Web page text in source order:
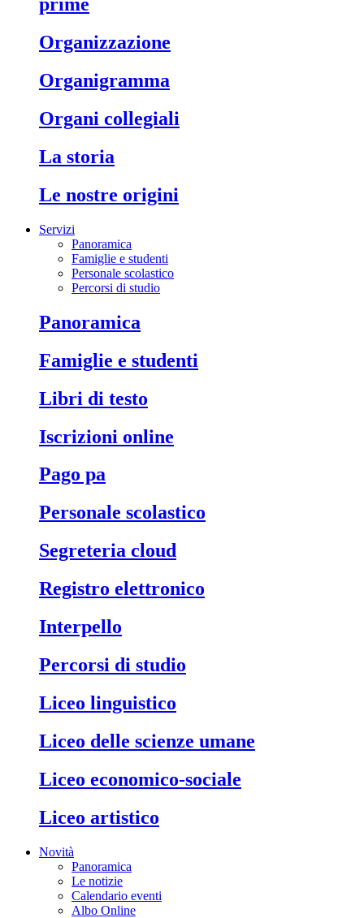
prime
organizzazione
organigramma
organi collegiali
la storia
le nostre origini
Servizi
Panoramica
Famiglie e studenti
Personale scolastico
Percorsi di studio
panoramica
famiglie e studenti
libri di testo
iscrizioni online
pago pa
personale scolastico
segreteria cloud
registro elettronico
interpello
percorsi di studio
liceo linguistico
liceo delle scienze umane
liceo economico-sociale
liceo artistico
Novità
Panoramica
Le notizie
Calendario eventi
Albo Online